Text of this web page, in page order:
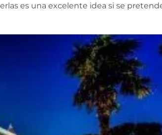
es una excelente idea si se